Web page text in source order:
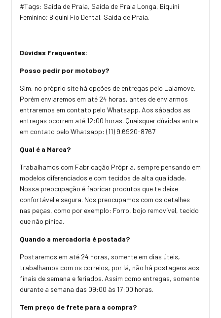
#Tags: Saida de Praia, Saida de Praia Longa, Biquini
Feminino; Biquini Fio Dental, Saida de Praia.
Dúvidas Frequentes:
Posso pedir por motoboy?
Sim, no próprio site há opções de entregas pelo Lalamove.
Porém enviaremos em até 24 horas, antes de enviarmos
entraremos em contato pelo Whatsapp. Aos sábados as
entregas ocorrem até 12:00 horas. Quaisquer dúvidas entre
em contato pelo Whatsapp: (11) 9.6920-8767
Qual é a Marca?
Trabalhamos com Fabricação Própria, sempre pensando em
modelos diferenciados e com tecidos de alta qualidade.
Nossa preocupação é fabricar produtos que te deixe
confortável e segura. Nos preocupamos com os detalhes
nas peças, como por exemplo: Forro, bojo removível, tecido
que não pinica.
Quando a mercadoria é postada?
Postaremos em até 24 horas, somente em dias úteis,
trabalhamos com os correios, por lá, não há postagens aos
finais de semana e feriados. Assim como entregas, somente
durante a semana das 09:00 às 17:00 horas.
Tem preço de frete para a compra?